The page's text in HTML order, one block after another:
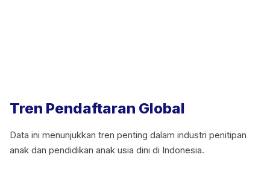
Tren Pendaftaran Global
Data ini menunjukkan tren penting dalam industri penitipan
anak dan pendidikan anak usia dini di Indonesia.